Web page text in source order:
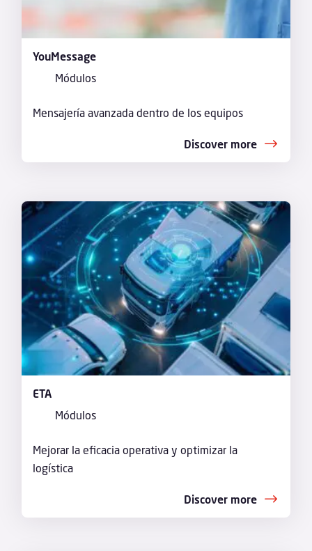
YouMessage
Módulos
Mensajería avanzada dentro de los equipos
Discover more
ETA
Módulos
Mejorar la eficacia operativa y optimizar la
logística
Discover more